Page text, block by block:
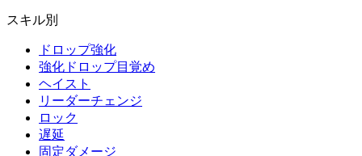
スキル別
ドロップ強化
強化ドロップ目覚め
ヘイスト
リーダーチェンジ
ロック
遅延
固定ダメージ